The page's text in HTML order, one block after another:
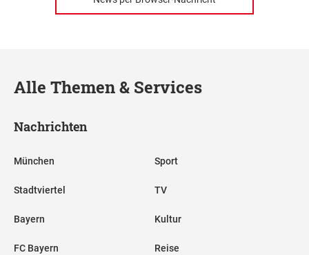
Alle Themen & Services
Nachrichten
München
Stadtviertel
Bayern
FC Bayern
Sport
TV
Kultur
Reise